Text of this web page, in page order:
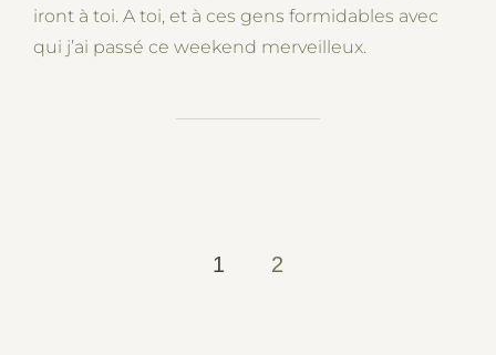
iront à toi. A toi, et à ces gens formidables avec
qui j’ai passé ce weekend merveilleux.
1 2